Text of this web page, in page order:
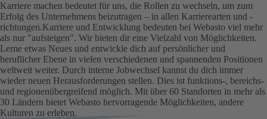
Karriere machen bedeutet für uns, die Rollen zu wechseln, um zum
Erfolg des Unternehmens beizutragen – in allen Karrierearten und -
richtungen.Karriere und Entwicklung bedeuten bei Webasto viel mehr
als nur "aufsteigen". Wir bieten dir eine Vielzahl von Möglichkeiten.
Lerne etwas Neues und entwickle dich auf persönlicher und
beruflicher Ebene in vielen verschiedenen und spannenden Positionen
weltweit weiter. Durch interne Jobwechsel kannst du dich immer
wieder neuen Herausforderungen stellen. Dies ist funktions-, bereichs-
und regionenübergreifend möglich. Mit über 60 Standorten in mehr als
30 Ländern bietet Webasto hervorragende Möglichkeiten, andere
Kulturen zu erleben.